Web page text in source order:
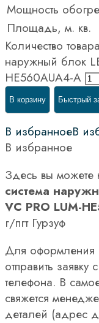
Мощность
Площадь, м. кв.
Количество
наружный блок
HE560AUA4-A
В корзину Быстрый
В избранноеВ
В избранное
Здесь вы можете
система
VC PRO LUM-
г/пгт Гурзуф
Для оформления
отправить
телефона. В
свяжется
деталей (адрес